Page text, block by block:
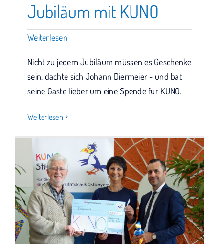
Jubiläum mit KUNO
Weiterlesen
Nicht zu jedem Jubiläum müssen es Geschenke
sein, dachte sich Johann Diermeier - und bat
seine Gäste lieber um eine Spende für KUNO.
Weiterlesen